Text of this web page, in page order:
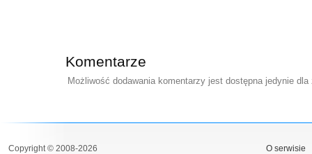
Komentarze
Możliwość dodawania komentarzy jest dostępna jedynie
Copyright © 2008-2026
O serwisie